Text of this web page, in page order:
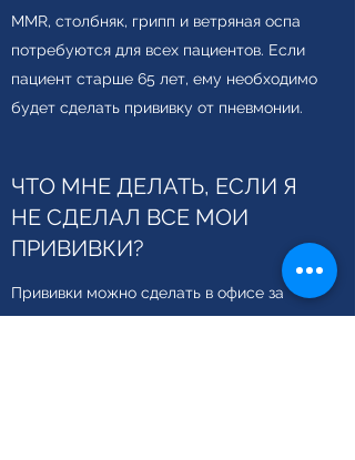
MMR, столбняк, грипп и ветряная оспа
потребуются для всех пациентов. Если
пациент старше 65 лет, ему необходимо
будет сделать прививку от пневмонии.
ЧТО МНЕ ДЕЛАТЬ, ЕСЛИ Я
НЕ СДЕЛАЛ ВСЕ МОИ
ПРИВИВКИ?
Прививки можно сделать в офисе за
дополнительную плату. Пожалуйста,